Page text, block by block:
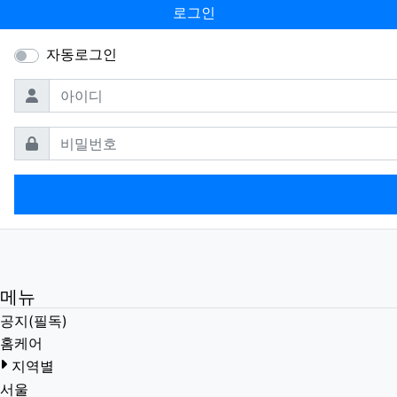
로그인
자동로그인
아이디
필수
비밀번호필수
메뉴
공지(필독)
홈케어
지역별
서울